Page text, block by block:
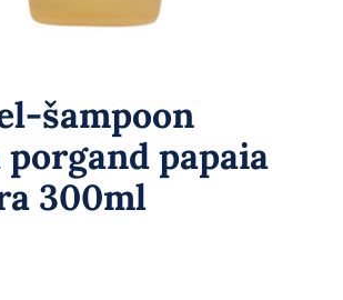
šampoon
porgand papaia
300ml